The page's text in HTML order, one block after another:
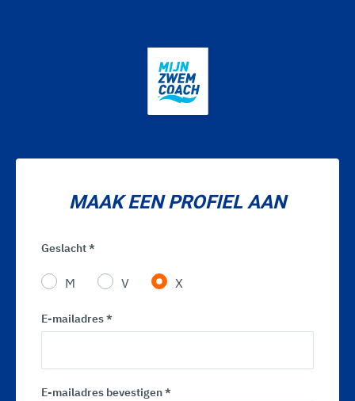
MAAK EEN PROFIEL AAN
Geslacht *
M V X
E-mailadres *
E-mailadres bevestigen *